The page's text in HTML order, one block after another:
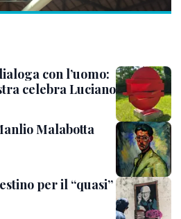
con l’uomo:
celebra Luciano
Malabotta
per il “quasi”